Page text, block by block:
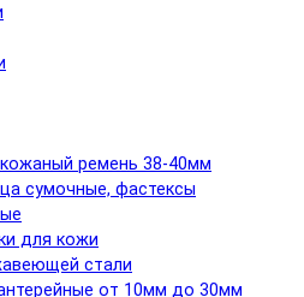
ремень 38-40мм
сумочные, фастексы
для кожи
стали
от 10мм до 30мм